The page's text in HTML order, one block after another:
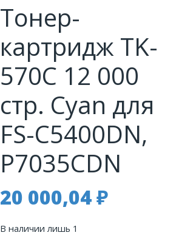
Тонер-
картридж TK-
570C 12 000
стр. Cyan для
FS-C5400DN,
P7035CDN
20 000,04₽
В наличии лишь 1